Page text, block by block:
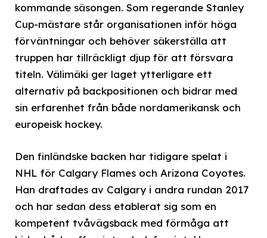
kommande säsongen. Som regerande Stanley
Cup-mästare står organisationen inför höga
förväntningar och behöver säkerställa att
truppen har tillräckligt djup för att försvara
titeln. Välimäki ger laget ytterligare ett
alternativ på backpositionen och bidrar med
sin erfarenhet från både nordamerikansk och
europeisk hockey.
Den finländske backen har tidigare spelat i
NHL för Calgary Flames och Arizona Coyotes.
Han draftades av Calgary i andra rundan 2017
och har sedan dess etablerat sig som en
kompetent tvåvägsback med förmåga att